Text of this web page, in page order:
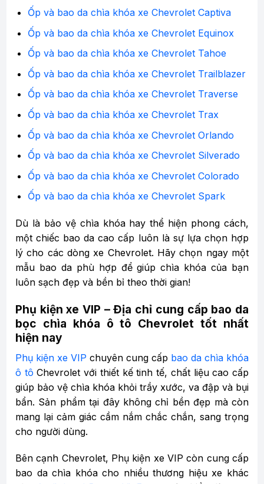
Ốp và bao da chìa khóa xe Chevrolet Captiva
Ốp và bao da chìa khóa xe Chevrolet Equinox
Ốp và bao da chìa khóa xe Chevrolet Tahoe
Ốp và bao da chìa khóa xe Chevrolet Trailblazer
Ốp và bao da chìa khóa xe Chevrolet Traverse
Ốp và bao da chìa khóa xe Chevrolet Trax
Ốp và bao da chìa khóa xe Chevrolet Orlando
Ốp và bao da chìa khóa xe Chevrolet Silverado
Ốp và bao da chìa khóa xe Chevrolet Colorado
Ốp và bao da chìa khóa xe Chevrolet Spark
Dù là bảo vệ chìa khóa hay thể hiện phong cách,
một chiếc bao da cao cấp luôn là sự lựa chọn hợp
lý cho các dòng xe Chevrolet. Hãy chọn ngay một
mẫu bao da phù hợp để giúp chìa khóa của bạn
luôn sạch đẹp và bền bỉ theo thời gian!
Phụ kiện xe VIP – Địa chỉ cung cấp bao da
bọc chìa khóa ô tô Chevrolet tốt nhất
hiện nay
Phụ kiện xe VIP chuyên cung cấp bao da chìa khóa
ô tô Chevrolet với thiết kế tinh tế, chất liệu cao cấp
giúp bảo vệ chìa khóa khỏi trầy xước, va đập và bụi
bẩn. Sản phẩm tại đây không chỉ bền đẹp mà còn
mang lại cảm giác cầm nắm chắc chắn, sang trọng
cho người dùng.
Bên cạnh Chevrolet, Phụ kiện xe VIP còn cung cấp
bao da chìa khóa cho nhiều thương hiệu xe khác